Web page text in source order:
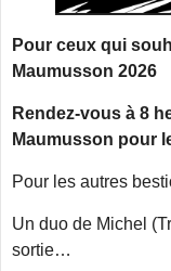
Pour ceux qui
Maumusson 2026
Rendez-vous à 8
Maumusson pour
Pour les autres
Un duo de Michel
sortie…